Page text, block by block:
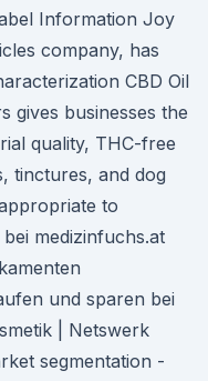
Information Joy
company, has
CBD Oil
gives businesses the
quality, THC-free
tinctures, and dog
to
medizinfuchs.at
und sparen bei
| Netswerk
segmentation -